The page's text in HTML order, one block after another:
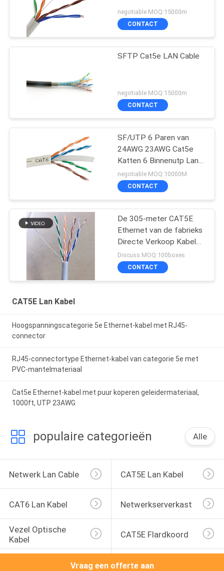
negotiable MOQ:15000m
CONTACT
SFTP Cat5e LAN Cable
negotiable MOQ:15000m
CONTACT
SF/UTP 6 Paren van
24AWG 23AWG Cat5e
Katten 6 Binnenutp Lan
Cable
negotiable MOQ:10000M
CONTACT
De 305-meter CAT5E
Ethernet van de fabrieks
Directe Verkoop Kabel
met Naakte Koperen
geleiders
Discuss MOQ:100boxes
CONTACT
CAT5E Lan Kabel
Hoogspanningscategorie 5e Ethernet-kabel met RJ45-
connector
RJ45-connectortype Ethernet-kabel van categorie 5e met
PVC-mantelmateriaal
Cat5e Ethernet-kabel met puur koperen geleidermateriaal,
1000ft, UTP 23AWG
populaire categorieën Alle
Netwerk Lan Cable CAT5E Lan Kabel
CAT6 Lan Kabel Netwerkserverkast
Vezel Optische
Kabel
CAT5E Flardkoord
CAT6 FlardkoordVraag een offerte aan